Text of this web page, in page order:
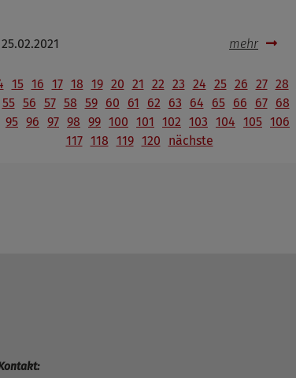
25.02.2021 mehr
15 16 17 18 19 20 21 22 23 24 25 26 27 28
55 56 57 58 59 60 61 62 63 64 65 66 67 68
95 96 97 98 99 100 101 102 103 104 105 106
117 118 119 120 nächste